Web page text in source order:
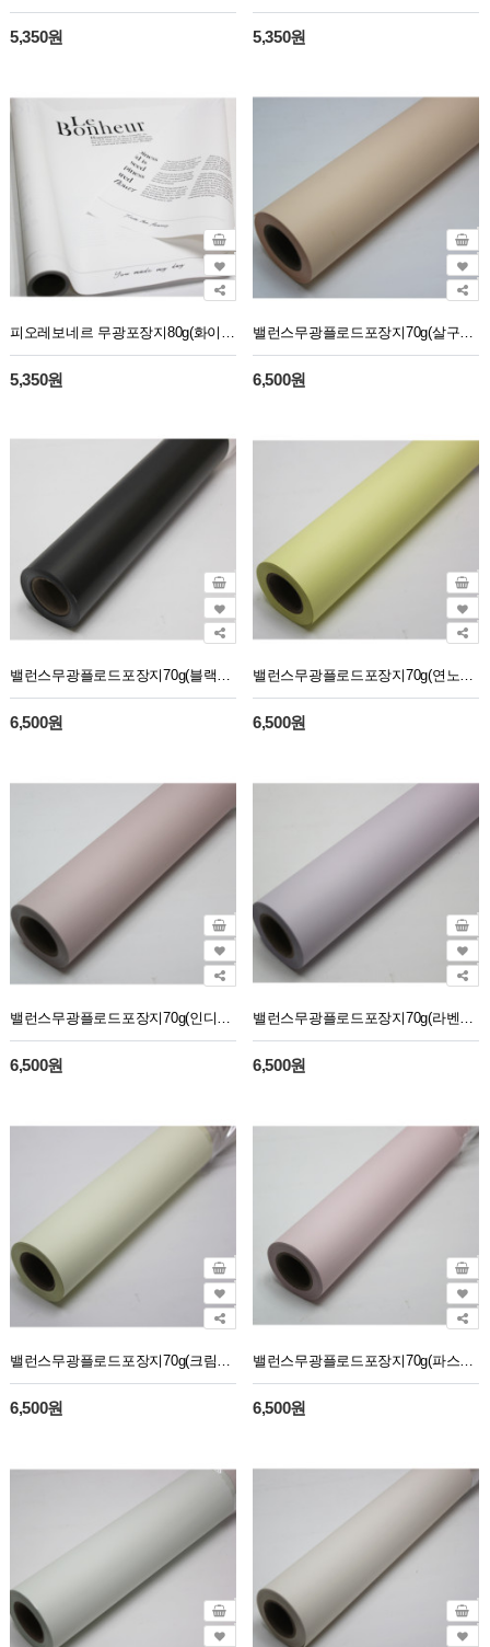
5,350원 5,350원
피오레보네르 무광포장지80g(화이트/블랙)10M
5,350원
밸런스무광플로드포장지70g(살구17)30M
6,500원
밸런스무광플로드포장지70g(블랙16)30M
6,500원
밸런스무광플로드포장지70g(연노랑14)30M
6,500원
6,500원 6,500원
6,500원 6,500원